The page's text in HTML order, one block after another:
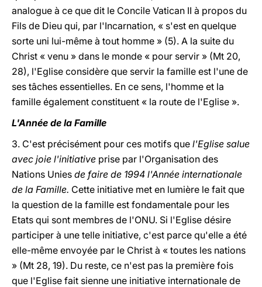
analogue à ce que dit le Concile Vatican II à propos du
Fils de Dieu qui, par l'Incarnation, « s'est en quelque
sorte uni lui-même à tout homme » (5). A la suite du
Christ « venu » dans le monde « pour servir » (Mt 20,
28), l'Eglise considère que servir la famille est l'une de
ses tâches essentielles. En ce sens, l'homme et la
famille également constituent « la route de l'Eglise ».
L'Année de la Famille
3. C'est précisément pour ces motifs que l'Eglise salue
avec joie l'initiative prise par l'Organisation des
Nations Unies de faire de 1994 l'Année internationale
de la Famille. Cette initiative met en lumière le fait que
la question de la famille est fondamentale pour les
Etats qui sont membres de l'ONU. Si l'Eglise désire
participer à une telle initiative, c'est parce qu'elle a été
elle-même envoyée par le Christ à « toutes les nations
» (Mt 28, 19). Du reste, ce n'est pas la première fois
que l'Eglise fait sienne une initiative internationale de